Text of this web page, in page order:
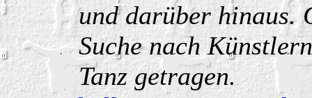
und darüber hinaus.
Suche nach
Tanz getragen.